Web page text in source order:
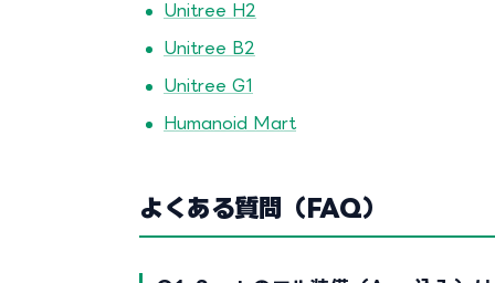
Unitree H2
Unitree B2
Unitree G1
Humanoid Mart
よくある質問（FAQ）